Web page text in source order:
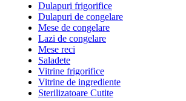
Dulapuri frigorifice
Dulapuri de congelare
Mese de congelare
Lazi de congelare
Mese reci
Saladete
Vitrine frigorifice
Vitrine de ingrediente
Sterilizatoare Cutite